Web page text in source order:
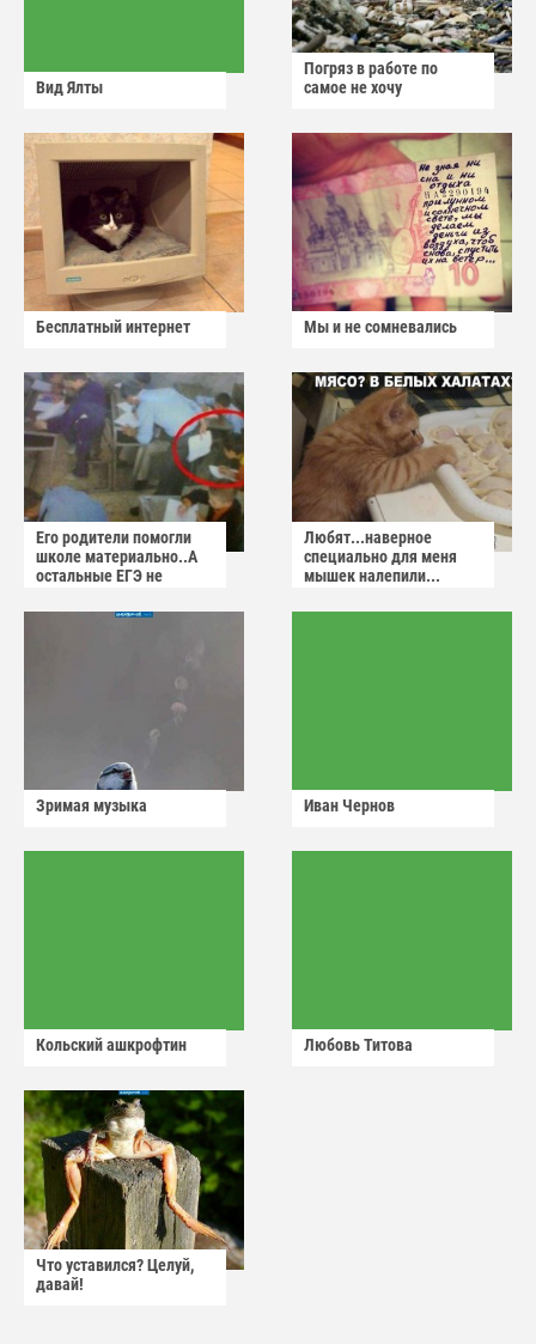
Вид Ялты
Погряз в работе по
самое не хочу
Бесплатный интернет Мы и не сомневались
Его родители помогли
школе материально..А
остальные ЕГЭ не
Любят...наверное
специально для меня
мышек налепили...
Зримая музыка Иван Чернов
Кольский ашкрофтин Любовь Титова
Что уставился? Целуй,
давай!